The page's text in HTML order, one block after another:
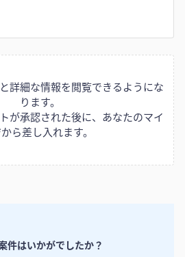
詳細な情報を閲覧できるようにな
ります。
が承認された後に、あなたのマイ
ら差し入れます。
件はいかがでしたか？